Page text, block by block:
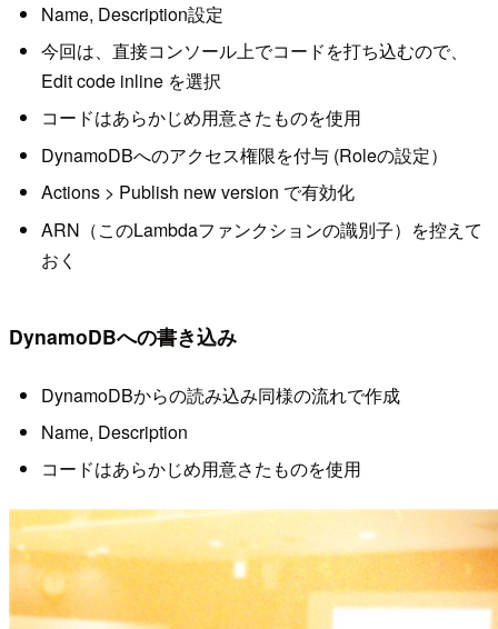
Name, Description設定
今回は、直接コンソール上でコードを打ち込むので、
Edit code inline を選択
コードはあらかじめ用意さたものを使用
DynamoDBへのアクセス権限を付与 (Roleの設定）
Actions > Publish new version で有効化
ARN（このLambdaファンクションの識別子）を控えて
おく
DynamoDBへの書き込み
DynamoDBからの読み込み同様の流れで作成
Name, Description
コードはあらかじめ用意さたものを使用